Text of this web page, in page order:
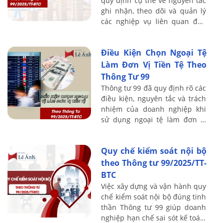
ghi nhận, theo dõi và quản lý
các nghiệp vụ liên quan đến
sẽ giới ...
Điều Kiện Chọn Ngoại Tệ
Làm Đơn Vị Tiền Tệ Theo
Thông Tư 99
Thông tư 99 đã quy định rõ các
điều kiện, nguyên tắc và trách
nhiệm của doanh nghiệp khi
sử dụng ngoại tệ làm đơn vị
rõ ...
Quy chế kiểm soát nội bộ
theo Thông tư 99/2025/TT-
BTC
Việc xây dựng và vận hành quy
chế kiểm soát nội bộ đúng tinh
thần Thông tư 99 giúp doanh
nghiệp hạn chế sai sót kế toán,